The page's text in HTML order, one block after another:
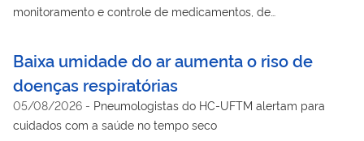
monitoramento e controle de medicamentos, de
Baixa umidade do ar aumenta o riso de
doenças respiratórias
05/08/2026 - Pneumologistas do HC-UFTM alertam para
cuidados com a saúde no tempo seco